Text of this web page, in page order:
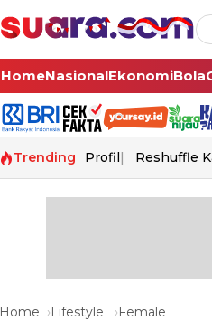
HomeNasionalEkonomiBola
Trending Profil Reshuffle
Home Lifestyle Female